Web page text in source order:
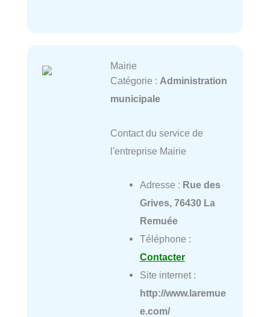
Mairie
Catégorie : Administration
municipale
Contact du service de
l'entreprise Mairie
Adresse : Rue des
Grives, 76430 La
Remuée
Téléphone :
Contacter
Site internet :
http://www.laremue
e.com/